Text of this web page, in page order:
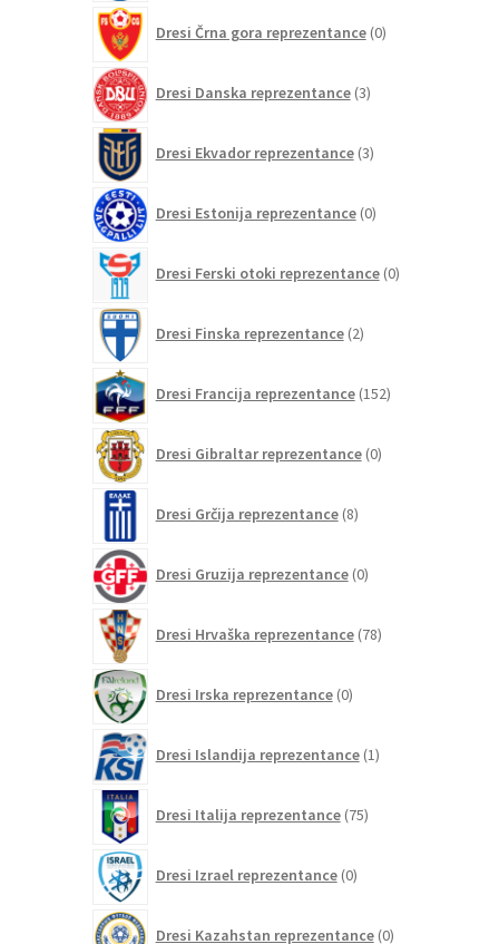
Dresi Črna gora reprezentance 0izdelkov
Dresi Danska reprezentance 3izdelki
Dresi Ekvador reprezentance 3izdelki
Dresi Estonija reprezentance 0izdelkov
Dresi Ferski otoki reprezentance 0izdelkov
Dresi Finska reprezentance 2izdelka
Dresi Francija reprezentance 152izdelkov
Dresi Gibraltar reprezentance 0izdelkov
Dresi Grčija reprezentance 8izdelkov
Dresi Gruzija reprezentance 0izdelkov
Dresi Hrvaška reprezentance 78izdelkov
Dresi Irska reprezentance 0izdelkov
Dresi Islandija reprezentance 1izdelek
Dresi Italija reprezentance 75izdelkov
Dresi Izrael reprezentance 0izdelkov
Dresi Kazahstan reprezentance 0